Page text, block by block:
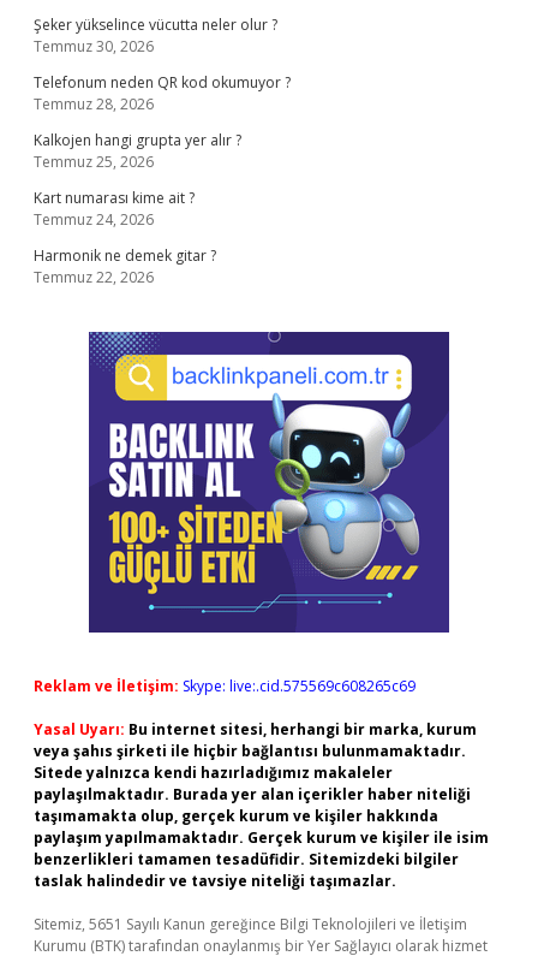
Şeker yükselince vücutta neler olur ?
Temmuz 30, 2026
Telefonum neden QR kod okumuyor ?
Temmuz 28, 2026
Kalkojen hangi grupta yer alır ?
Temmuz 25, 2026
Kart numarası kime ait ?
Temmuz 24, 2026
Harmonik ne demek gitar ?
Temmuz 22, 2026
Reklam ve İletişim: Skype: live:.cid.575569c608265c69
Yasal Uyarı: Bu internet sitesi, herhangi bir marka, kurum
veya şahıs şirketi ile hiçbir bağlantısı bulunmamaktadır.
Sitede yalnızca kendi hazırladığımız makaleler
paylaşılmaktadır. Burada yer alan içerikler haber niteliği
taşımamakta olup, gerçek kurum ve kişiler hakkında
paylaşım yapılmamaktadır. Gerçek kurum ve kişiler ile isim
benzerlikleri tamamen tesadüfidir. Sitemizdeki bilgiler
taslak halindedir ve tavsiye niteliği taşımazlar.
Sitemiz, 5651 Sayılı Kanun gereğince Bilgi Teknolojileri ve İletişim
Kurumu (BTK) tarafından onaylanmış bir Yer Sağlayıcı olarak hizmet